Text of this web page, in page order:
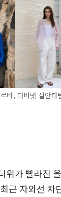
바, 더바넷 살안타
위가 빨라진
근 자외선 차